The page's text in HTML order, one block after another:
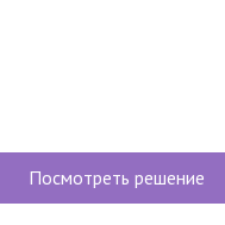
Посмотреть решение